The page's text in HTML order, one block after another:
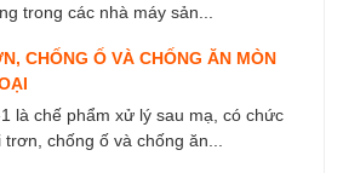
trong các nhà máy sản...
CHỐNG Ố VÀ CHỐNG ĂN MÒN
là chế phẩm xử lý sau mạ, có chức
trơn, chống ố và chống ăn...